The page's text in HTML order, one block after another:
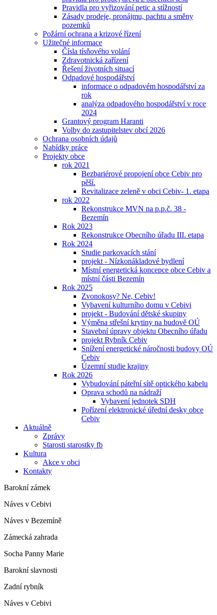
Pravidla pro vyřizování petic a stížností
Zásady prodeje, pronájmu, pachtu a směny
pozemků
Požární ochrana a krizové řízení
Užitečné informace
Čísla tísňového volání
Zdravotnická zařízení
Řešení životních situací
Odpadové hospodářství
informace o odpadovém hospodářství za
rok
analýza odpadového hospodářství v roce
2024
Grantový program Haranti
Volby do zastupitelstev obcí 2026
Ochrana osobních údajů
Nabídky práce
Projekty obce
rok 2021
Bezbariérové propojení obce Cebiv pro
pěší.
Revitalizace zeleně v obci Cebiv- 1. etapa
rok 2022
Rekonstrukce MVN na p.p.č. 38 -
Bezemín
Rok 2023
Rekonstrukce Obecního úřadu III. etapa
Rok 2024
Studie parkovacích stání
projekt - Nízkonákladové bydlení
Místní energetická koncepce obce Cebiv a
místní části Bezemín
Rok 2025
Zvonokosy? Ne, Cebiv!
Vybavení kulturního domu v Cebivi
projekt - Budování dětské skupiny
Výměna střešní krytiny na budově OÚ
Stavební úpravy objektu Obecního úřadu
projekt Rybník Cebiv
Snížení energetické náročnosti budovy OÚ
Cebiv
Územní studie krajiny
Rok 2026
Vybudování páteřní sítě optického kabelu
Oprava schodů na nádraží
Vybavení jednotek SDH
Pořízení elektronické úřední desky obce
Cebiv
Aktuálně
Zprávy
Starosti starostky fb
Kultura
Akce v obci
Kontakty
Barokní zámek
Náves v Cebivi
Náves v Bezemíně
Zámecká zahrada
Socha Panny Marie
Barokní slavnosti
Zadní rybník
Náves v Cebivi